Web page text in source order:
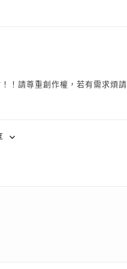
請尊重創作權，若有需求煩